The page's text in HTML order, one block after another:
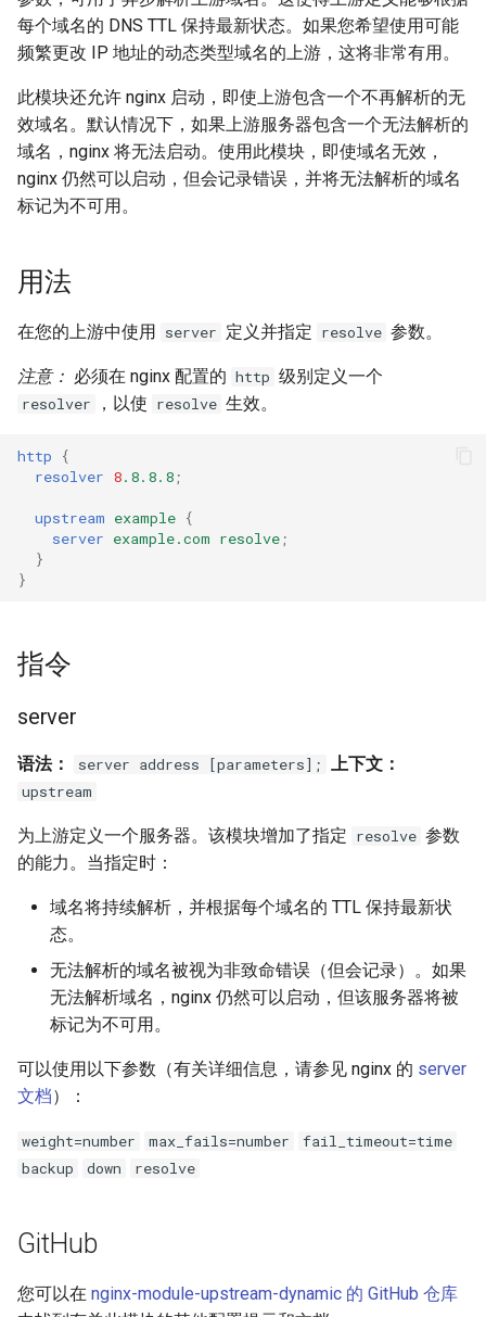
$os_family
$os_name
$os_version
etcd
exec
feishu-auth
fileinfo
healthcheck
hmac
hoedown
http
http2
hyperscan
ini
injection
iputils
jit-uuid
jump-consistent-hash
jwt-verification
每个域名的 DNS TTL 保持最新状态。如果您希望使用可能
频繁更改 IP 地址的动态类型域名的上游，这将非常有用。
此模块还允许 nginx 启动，即使上游包含一个不再解析的无
效域名。默认情况下，如果上游服务器包含一个无法解析的
域名，nginx 将无法启动。使用此模块，即使域名无效，
nginx 仍然可以启动，但会记录错误，并将无法解析的域名
标记为不可用。
用法
在您的上游中使用 server 定义并指定 resolve 参数。
注意： 必须在 nginx 配置的 http 级别定义一个
resolver ，以使 resolve 生效。
http
{
resolver 8.8.8.8 ;
upstream example {
server example.com resolve ;
}
}
指令
server
语法： server address [parameters]; 上下文：
upstream
为上游定义一个服务器。该模块增加了指定 resolve 参数
的能力。当指定时：
域名将持续解析，并根据每个域名的 TTL 保持最新状
态。
无法解析的域名被视为非致命错误（但会记录）。如果
无法解析域名，nginx 仍然可以启动，但该服务器将被
标记为不可用。
可以使用以下参数（有关详细信息，请参见 nginx 的 server
文档）：
weight=number max_fails=number
fail_timeout=time
backup
down resolve
GitHub
您可以在 nginx-module-upstream-dynamic 的 GitHub 仓库